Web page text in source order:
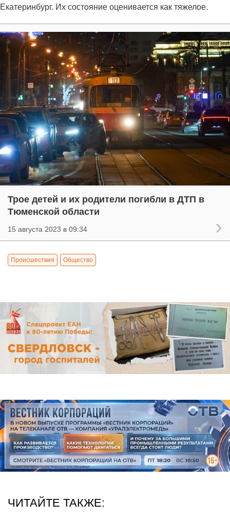
Екатеринбург. Их состояние оценивается как тяжелое.
Трое детей и их родители погибли в ДТП в
Тюменской области
15 августа 2023 в 09:34
Происшествия Общество
ЧИТАЙТЕ ТАКЖЕ: